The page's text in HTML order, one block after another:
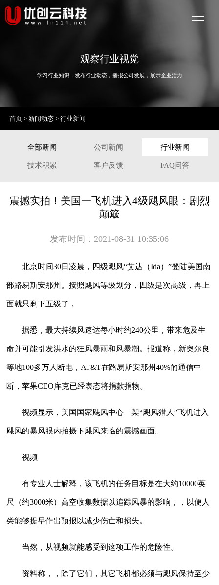
观察行业视觉
学习行业知识，发布行业动态，播报公司发展，展示企业活力
首页 > 新闻动态 >行业新闻
全部新闻 公司新闻 行业新闻
技术积累 客户反馈 FAQ问答
震撼实拍！美国一飞机进入4级飓风眼：剧烈
颠簸
发布时间：2021-08-31 10:35:06
北京时间30日凌晨，四级飓风“艾达（Ida）”登陆美国南
部路易斯安那州。按照飓风等级划分，四级是次高级，再上
面就只剩下五级了，
据悉，最大持续风速达每小时约240公里，带来危及生
命并可能引发洪水的狂风暴雨和风暴潮。报道称，新奥尔良
等地100多万人断电，AT&T在路易斯安那州40%的通信中
断，苹果CEO库克已经表态将捐款捐物。
视频显示，美国国家飓风中心一架“飓风猎人”飞机进入
飓风的暴风眼内拍摄下飓风来临的震撼画面。
视频
有专业人士解释，该飞机的任务目标是在大约10000英
尺（约3000米）高空收集数据以追踪风暴的影响，，以便人
类能够提早作出预报以减少伤亡和损失。
当然，从视频就能感受到这项工作的危险性。
资料称，，除了它们，其它飞机都必须与飓风保持至少